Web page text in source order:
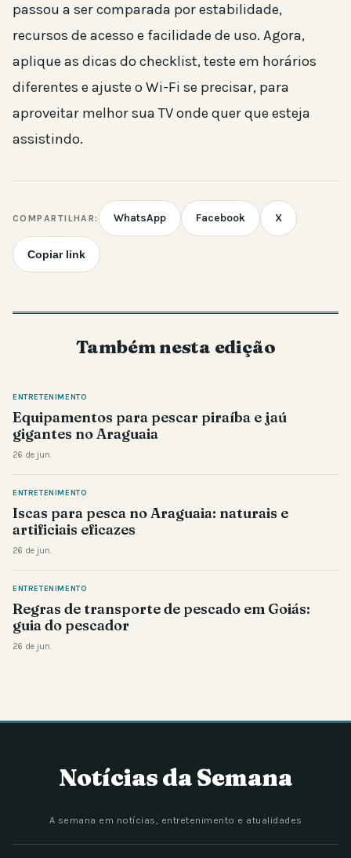
passou a ser comparada por estabilidade,
recursos de acesso e facilidade de uso. Agora,
aplique as dicas do checklist, teste em horários
diferentes e ajuste o Wi-Fi se precisar, para
aproveitar melhor sua TV onde quer que esteja
assistindo.
COMPARTILHAR: WhatsApp Facebook X
Copiar link
Também nesta edição
ENTRETENIMENTO
Equipamentos para pescar piraíba e jaú
gigantes no Araguaia
26 de jun.
ENTRETENIMENTO
Iscas para pesca no Araguaia: naturais e
artificiais eficazes
26 de jun.
ENTRETENIMENTO
Regras de transporte de pescado em Goiás:
guia do pescador
26 de jun.
Notícias da Semana
A semana em notícias, entretenimento e atualidades